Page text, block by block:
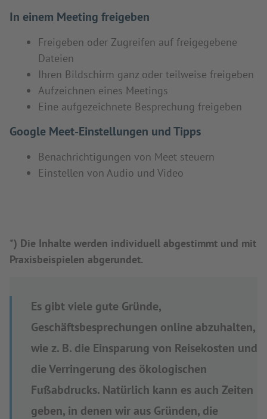
In einem Meeting freigeben
Freigeben oder Zugreifen auf freigegebene
Dateien
Ihren Bildschirm ganz oder teilweise freigeben
Aufzeichnen eines Meetings
Eine aufgezeichnete Besprechung freigeben
Google Meet-Einstellungen und Tipps
Benachrichtigungen von Meet steuern
Einstellen von Audio und Video
*) Die Inhalte werden individuell abgestimmt und mit
Praxisbeispielen abgerundet.
Es gibt viele gute Gründe,
Geschäftsbesprechungen online abzuhalten,
wie z. B. die Einsparung von Reisekosten und
die Verringerung des ökologischen
Fußabdrucks. Natürlich kann es auch Zeiten
geben, in denen wir aus Gründen, die